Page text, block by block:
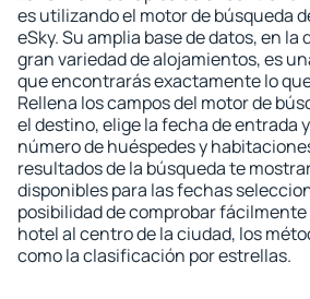
es utilizando el motor de búsqueda
eSky. Su amplia base de datos, en
gran variedad de alojamientos, es
que encontrarás exactamente lo
Rellena los campos del motor de
el destino, elige la fecha de entrada
número de huéspedes y
resultados de la búsqueda te
disponibles para las fechas
posibilidad de comprobar
hotel al centro de la ciudad, los
como la clasificación por estrellas.